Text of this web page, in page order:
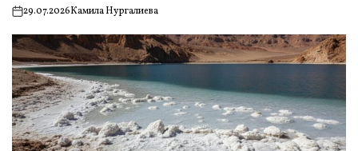
on29.07.2026Камила Нургалиева